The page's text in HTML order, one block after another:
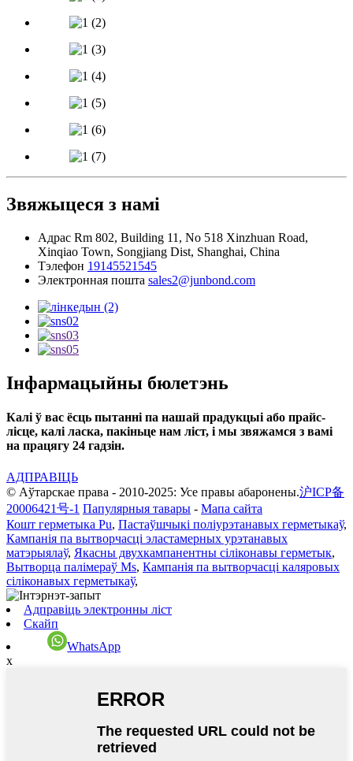
Звяжыцеся з намі
Адрас Rm 802, Building 11, No 518 Xinzhuan Road,
Xinqiao Town, Songjiang Dist, Shanghai, China
Тэлефон 19145521545
Электронная пошта sales2@junbond.com
Інфармацыйны бюлетэнь
Калі ў вас ёсць пытанні па нашай прадукцыі або прайс-
лісце, калі ласка, пакіньце нам ліст, і мы звяжамся з вамі
на працягу 24 гадзін.
АДПРАВІЦЬ
© Аўтарскае права - 2010-2025: Усе правы абаронены.沪ICP备
20006421号-1 Папулярныя тавары - Мапа сайта
Кошт герметыка Pu, Пастаўшчыкі поліурэтанавых герметыкаў,
Кампанія па вытворчасці эластамерных урэтанавых
матэрыялаў, Якасны двухкампанентны сіліконавы герметык,
Вытворца палімераў Ms, Кампанія па вытворчасці каляровых
сіліконавых герметыкаў,
Адправіць электронны ліст
Скайп
WhatsApp
x